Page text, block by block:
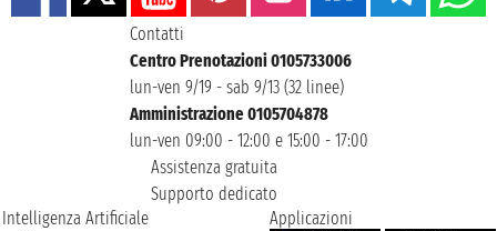
Contatti
Centro Prenotazioni 0105733006
lun-ven 9/19 - sab 9/13 (32 linee)
Amministrazione 0105704878
lun-ven 09:00 - 12:00 e 15:00 - 17:00
Assistenza gratuita
Supporto dedicato
Intelligenza Artificiale
Applicazioni